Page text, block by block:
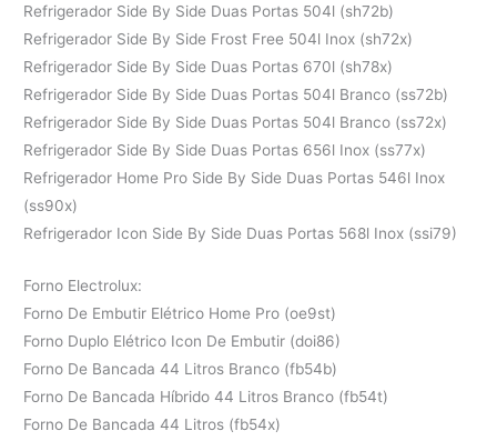
Refrigerador Side By Side Duas Portas 504l (sh72b)
Refrigerador Side By Side Frost Free 504l Inox (sh72x)
Refrigerador Side By Side Duas Portas 670l (sh78x)
Refrigerador Side By Side Duas Portas 504l Branco (ss72b)
Refrigerador Side By Side Duas Portas 504l Branco (ss72x)
Refrigerador Side By Side Duas Portas 656l Inox (ss77x)
Refrigerador Home Pro Side By Side Duas Portas 546l Inox
(ss90x)
Refrigerador Icon Side By Side Duas Portas 568l Inox (ssi79)
Forno Electrolux:
Forno De Embutir Elétrico Home Pro (oe9st)
Forno Duplo Elétrico Icon De Embutir (doi86)
Forno De Bancada 44 Litros Branco (fb54b)
Forno De Bancada Híbrido 44 Litros Branco (fb54t)
Forno De Bancada 44 Litros (fb54x)